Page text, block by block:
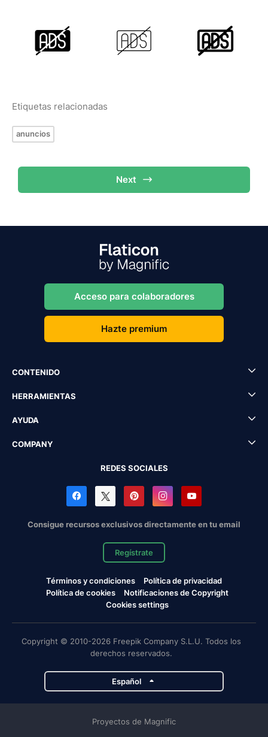
Etiquetas relacionadas
anuncios
Next
Acceso para colaboradores
Hazte premium
CONTENIDO
HERRAMIENTAS
AYUDA
COMPANY
REDES SOCIALES
Consigue recursos exclusivos directamente en tu email
Regístrate
Términos y condiciones
Política de privacidad
Política de cookies
Notificaciones de Copyright
Cookies settings
Copyright © 2010-2026 Freepik Company S.L.U. Todos los
derechos reservados.
Español
Proyectos de Magnific